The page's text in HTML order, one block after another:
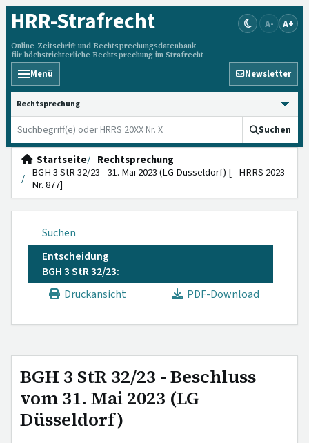
HRR-Strafrecht
Online-Zeitschrift und Rechtsprechungsdatenbank
für höchstrichterliche Rechtsprechung im Strafrecht
A- A+
Menü Newsletter
HRRS durchsuchen
Suchen
Startseite
Rechtsprechung
BGH 3 StR 32/23 - 31. Mai 2023 (LG Düsseldorf) [= HRRS 2023
Nr. 877]
Suchen
Entscheidung
BGH 3 StR 32/23:
Druckansicht
PDF-Download
BGH 3 StR 32/23 - Beschluss
vom 31. Mai 2023 (LG
Düsseldorf)